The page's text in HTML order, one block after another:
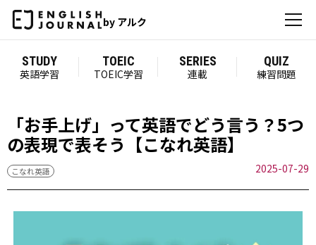
by アルク
STUDY
英語学習
TOEIC
TOEIC学習
SERIES
連載
QUIZ
練習問題
「お手上げ」って英語でどう言う？5つ
の表現で表そう【こなれ英語】
こなれ英語 2025-07-29